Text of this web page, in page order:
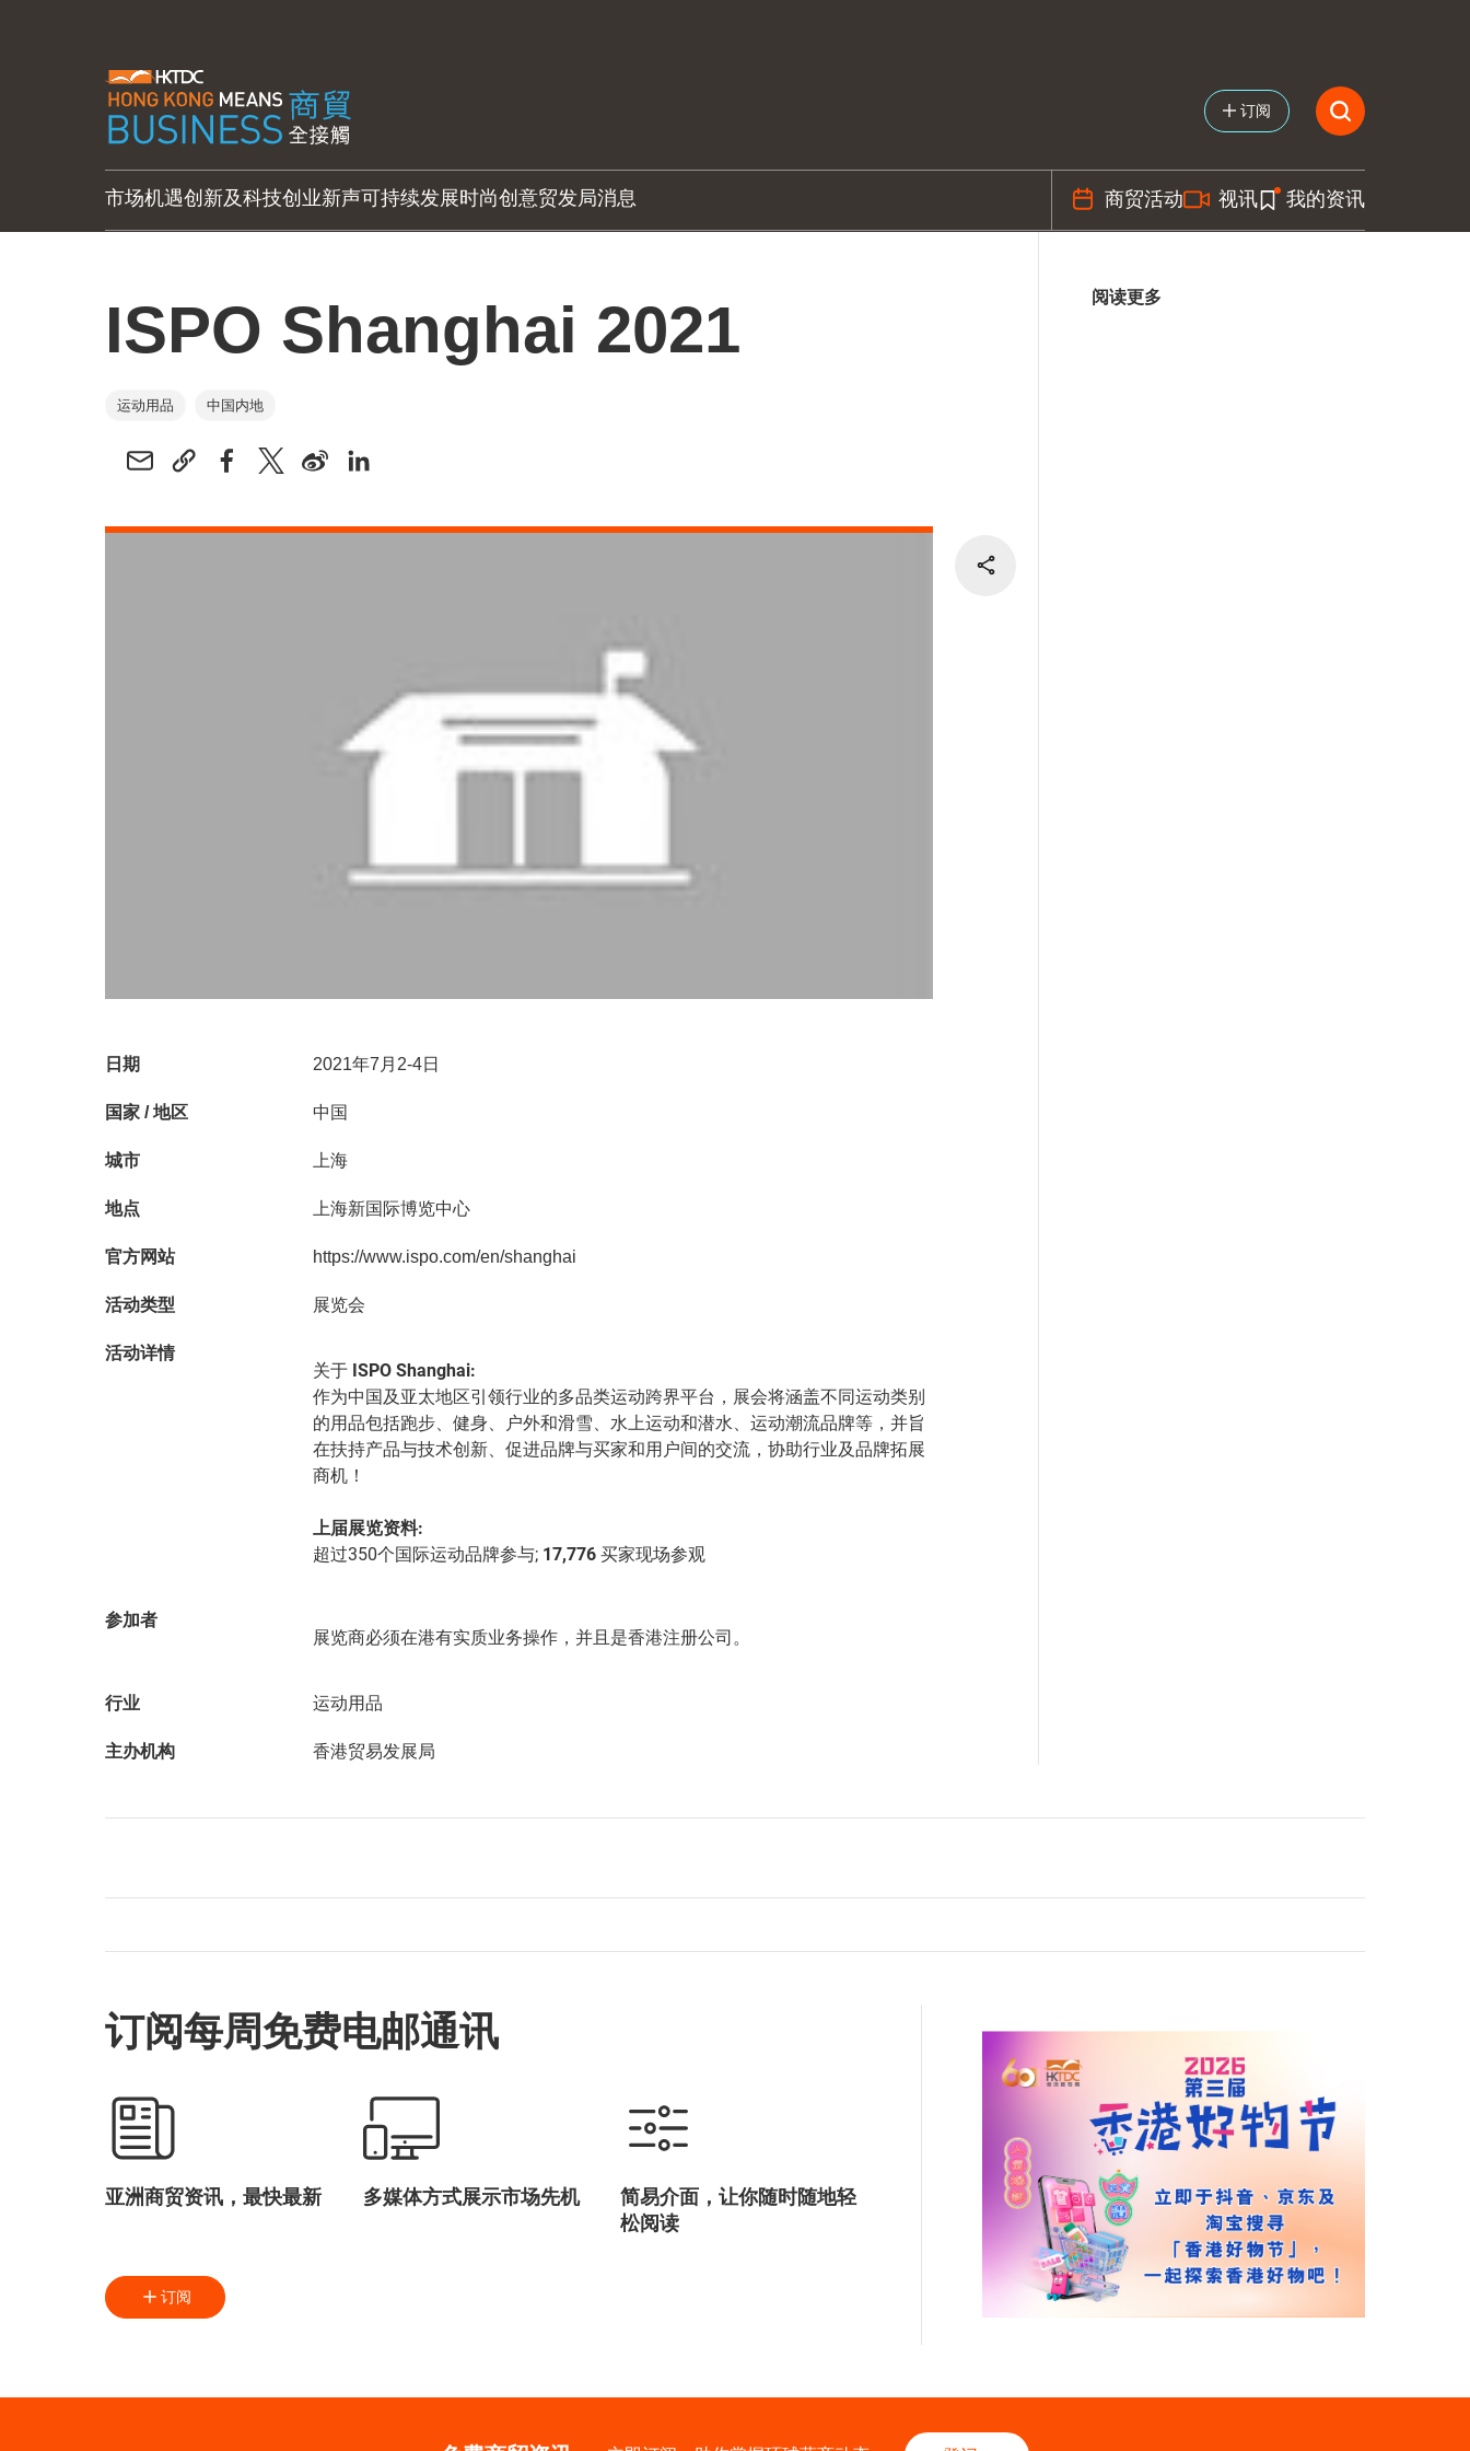
订阅
市场机遇创新及科技创业新声可持续发展时尚创意贸发局消息 商贸活动 视讯 我的资讯
ISPO Shanghai 2021
运动用品 中国内地
日期 2021年7月2-4日
国家 / 地区 中国
城市 上海
地点 上海新国际博览中心
官方网站 https://www.ispo.com/en/shanghai
活动类型 展览会
活动详情
关于 ISPO Shanghai:
作为中国及亚太地区引领行业的多品类运动跨界平台，展会将涵盖不同运动类别
的用品包括跑步、健身、户外和滑雪、水上运动和潜水、运动潮流品牌等，并旨
在扶持产品与技术创新、促进品牌与买家和用户间的交流，协助行业及品牌拓展
商机！
上届展览资料:
超过350个国际运动品牌参与; 17,776买家现场参观
参加者
展览商必须在港有实质业务操作，并且是香港注册公司。
行业 运动用品
主办机构 香港贸易发展局
阅读更多
订阅每周免费电邮通讯
亚洲商贸资讯，最快最新 多媒体方式展示市场先机
简易介面，让你随时随地轻
松阅读
订阅